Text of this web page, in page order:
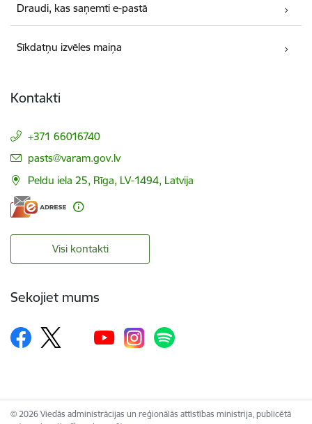
Draudi, kas saņemti e-pastā
Sīkdatņu izvēles maiņa
Kontakti
+371 66016740
E-pasts:
pasts@varam.gov.lv
Peldu iela 25, Rīga, LV-1494, Latvija
Visi kontakti
Sekojiet mums
© 2026 Viedās administrācijas un reģionālās attīstības ministrija, publicētā